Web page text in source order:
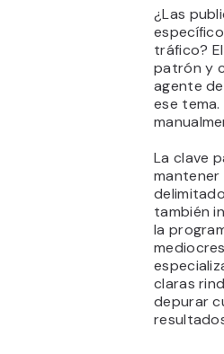
¿Las
tráfico?
patrón y
agente
ese
La clave
mantener
también
la
claras
depurar